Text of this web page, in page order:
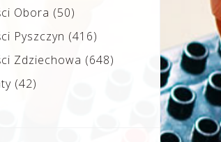
Obora (50)
Pyszczyn (416)
Zdziechowa (648)
(42)